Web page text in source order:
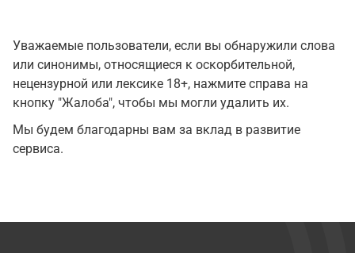
Уважаемые пользователи, если вы обнаружили слова
или синонимы, относящиеся к оскорбительной,
нецензурной или лексике 18+, нажмите справа на
кнопку "Жалоба", чтобы мы могли удалить их.
Мы будем благодарны вам за вклад в развитие
сервиса.